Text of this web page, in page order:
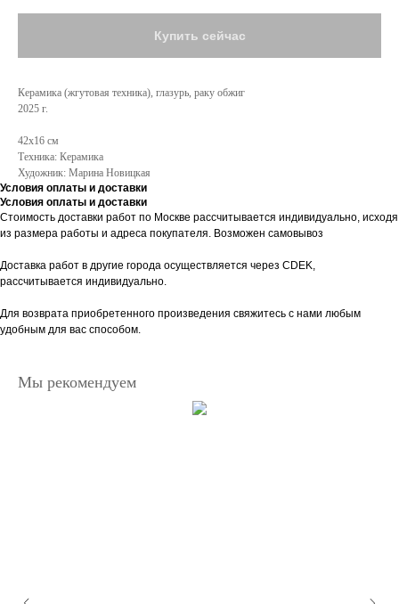
Купить сейчас
Керамика (жгутовая техника), глазурь, раку обжиг
2025 г.
42x16 см
Техника: Керамика
Художник: Марина Новицкая
Условия оплаты и доставки
Условия оплаты и доставки
Стоимость доставки работ по Москве рассчитывается индивидуально, исходя
из размера работы и адреса покупателя. Возможен самовывоз
Доставка работ в другие города осуществляется через CDEK,
рассчитывается индивидуально.
Для возврата приобретенного произведения свяжитесь с нами любым
удобным для вас способом.
Мы рекомендуем